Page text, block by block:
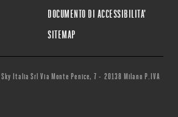
DOCUMENTO DI ACCESSIBILITA'
SITEMAP
Italia Srl Via Monte Penice, 7 - 20138 Milano P.IVA